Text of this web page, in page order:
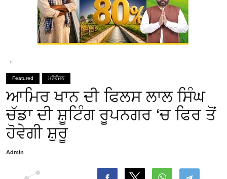
Featured ਮਨੋਰੰਜਨ
ਆਮਿਰ ਖਾਨ ਦੀ ਫਿਲਸ ਲਾਲ ਸਿੰਘ
ਚੱਡਾ ਦੀ ਸ਼ੂਟਿੰਗ ਰੂਪਨਗਰ ‘ਚ ਫਿਰ ਤੋਂ
ਹੋਵੇਗੀ ਸ਼ੁਰੂ
Admin